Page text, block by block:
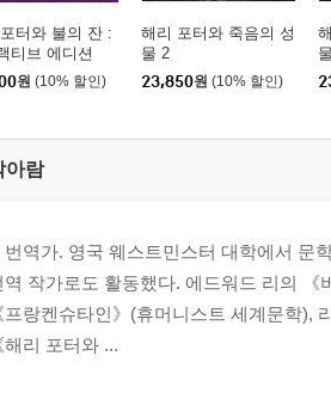
터와 불의 잔 :
티브 에디션
원 (10% 할인)
해리 포터와 죽음의 성
물 2
23,850원 (10% 할인)
아람
번역가. 영국 웨스트민스터 대학에서 문
역 작가로도 활동했다. 에드워드 리의
프랑켄슈타인》(휴머니스트 세계문학),
해리 포터와 ...